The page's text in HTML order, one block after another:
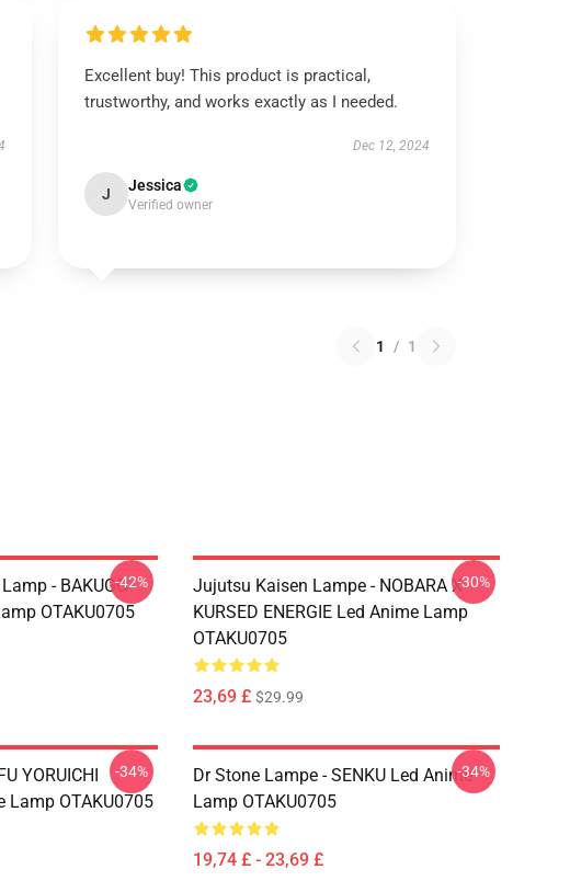
Excellent buy! This product is practical,
trustworthy, and works exactly as I needed.
Dec 12, 2024
J Jessica
Verified owner
1 / 1
- BAKUGO
OTAKU0705
-42%
Jujutsu Kaisen Lampe - NOBARA X
KURSED ENERGIE Led Anime Lamp
OTAKU0705
23,69 £ $29.99
-30%
YORUICHI
Lamp OTAKU0705
-34%
Dr Stone Lampe - SENKU Led Anime
Lamp OTAKU0705
19,74 £ - 23,69 £
-34%